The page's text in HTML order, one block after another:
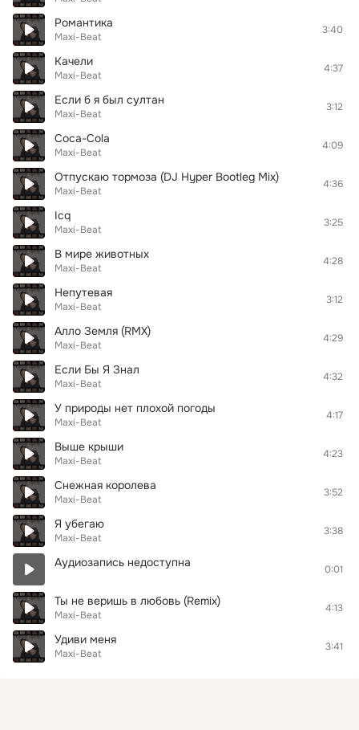
Романтика
Maxi-Beat
3:40
Качели
Maxi-Beat
4:37
Если б я был султан
Maxi-Beat
3:12
Coca-Cola
Maxi-Beat
4:09
Отпускаю тормоза (DJ Hyper Bootleg Mix)
Maxi-Beat
4:36
Icq
Maxi-Beat
3:25
В мире животных
Maxi-Beat
4:28
Непутевая
Maxi-Beat
3:12
Алло Земля (RMX)
Maxi-Beat
4:29
Если Бы Я Знал
Maxi-Beat
4:32
У природы нет плохой погоды
Maxi-Beat
4:17
Выше крыши
Maxi-Beat
4:23
Снежная королева
Maxi-Beat
3:52
Я убегаю
Maxi-Beat
3:38
Аудиозапись недоступна 0:01
Ты не веришь в любовь (Remix)
Maxi-Beat
4:13
Удиви меня
Maxi-Beat
3:41